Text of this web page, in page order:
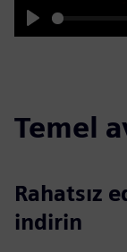
Play
Temel
Rahatsız
indirin